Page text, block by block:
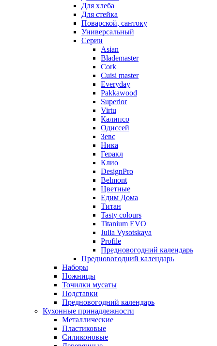
Для хлеба
Для стейка
Поварской, сантоку
Универсальный
Серии
Asian
Blademaster
Cork
Cuisi master
Everyday
Pakkawood
Superior
Virtu
Калипсо
Одиссей
Зевс
Ника
Геракл
Клио
DesignPro
Belmont
Цветные
Едим Дома
Титан
Tasty colours
Titanium EVO
Julia Vysotskaya
Profile
Предновогодний календарь
Предновогодний календарь
Наборы
Ножницы
Точилки мусаты
Подставки
Предновогодний календарь
Кухонные принадлежности
Металлические
Пластиковые
Силиконовые